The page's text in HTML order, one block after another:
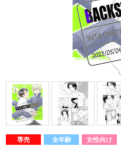
専売 全年齢 女性向け